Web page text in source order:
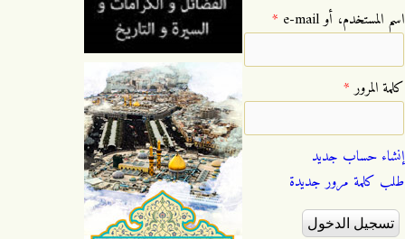
‏اسم المستخدم، أو e-mail ‏ *
‏كلمة المرور ‏*
إنشاء حساب جديد
طلب كلمة مرور جديدة